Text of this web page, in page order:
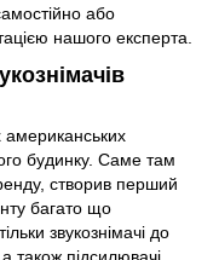
або
нашого експерта.
американських
будинку. Саме там
створив перший
багато що
звукознімачі до